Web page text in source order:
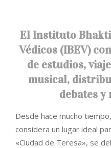
El Instituto
Védicos (IBEV)
de estudios,
musical,
debates y
Desde hace mucho
considera un lugar ideal
«Ciudad de Teresa», se